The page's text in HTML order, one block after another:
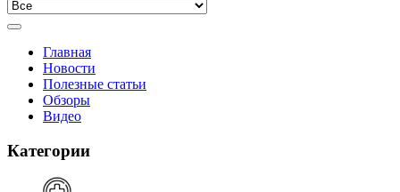
Главная
Новости
Полезные статьи
Обзоры
Видео
Категории